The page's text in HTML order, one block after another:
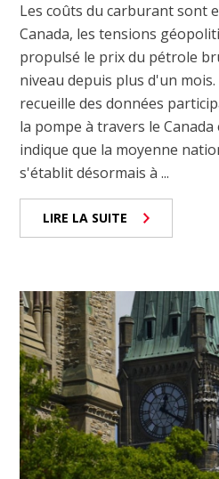
Les coûts du carburant sont
Canada, les tensions
propulsé le prix du pétrole
niveau depuis plus d'un mois.
recueille des données
la pompe à travers le
indique que la moyenne
s'établit désormais à ...
LIRE LA SUITE